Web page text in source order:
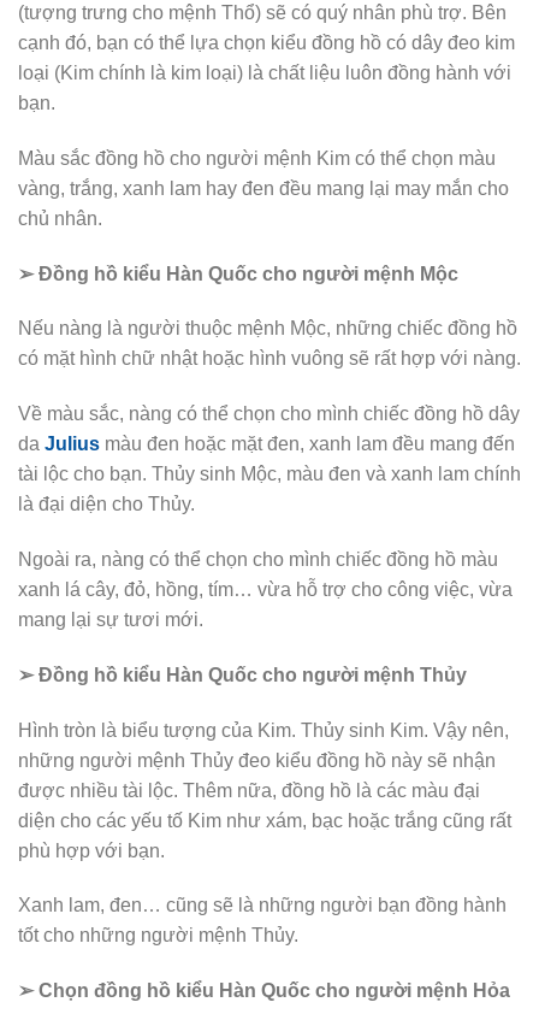
(tượng trưng cho mệnh Thổ) sẽ có quý nhân phù trợ. Bên
cạnh đó, bạn có thể lựa chọn kiểu đồng hồ có dây đeo kim
loại (Kim chính là kim loại) là chất liệu luôn đồng hành với
bạn.
Màu sắc đồng hồ cho người mệnh Kim có thể chọn màu
vàng, trắng, xanh lam hay đen đều mang lại may mắn cho
chủ nhân.
➢ Đồng hồ kiểu Hàn Quốc cho người mệnh Mộc
Nếu nàng là người thuộc mệnh Mộc, những chiếc đồng hồ
có mặt hình chữ nhật hoặc hình vuông sẽ rất hợp với nàng.
Về màu sắc, nàng có thể chọn cho mình chiếc đồng hồ dây
da Julius màu đen hoặc mặt đen, xanh lam đều mang đến
tài lộc cho bạn. Thủy sinh Mộc, màu đen và xanh lam chính
là đại diện cho Thủy.
Ngoài ra, nàng có thể chọn cho mình chiếc đồng hồ màu
xanh lá cây, đỏ, hồng, tím… vừa hỗ trợ cho công việc, vừa
mang lại sự tươi mới.
➢ Đồng hồ kiểu Hàn Quốc cho người mệnh Thủy
Hình tròn là biểu tượng của Kim. Thủy sinh Kim. Vậy nên,
những người mệnh Thủy đeo kiểu đồng hồ này sẽ nhận
được nhiều tài lộc. Thêm nữa, đồng hồ là các màu đại
diện cho các yếu tố Kim như xám, bạc hoặc trắng cũng rất
phù hợp với bạn.
Xanh lam, đen… cũng sẽ là những người bạn đồng hành
tốt cho những người mệnh Thủy.
➢ Chọn đồng hồ kiểu Hàn Quốc cho người mệnh Hỏa